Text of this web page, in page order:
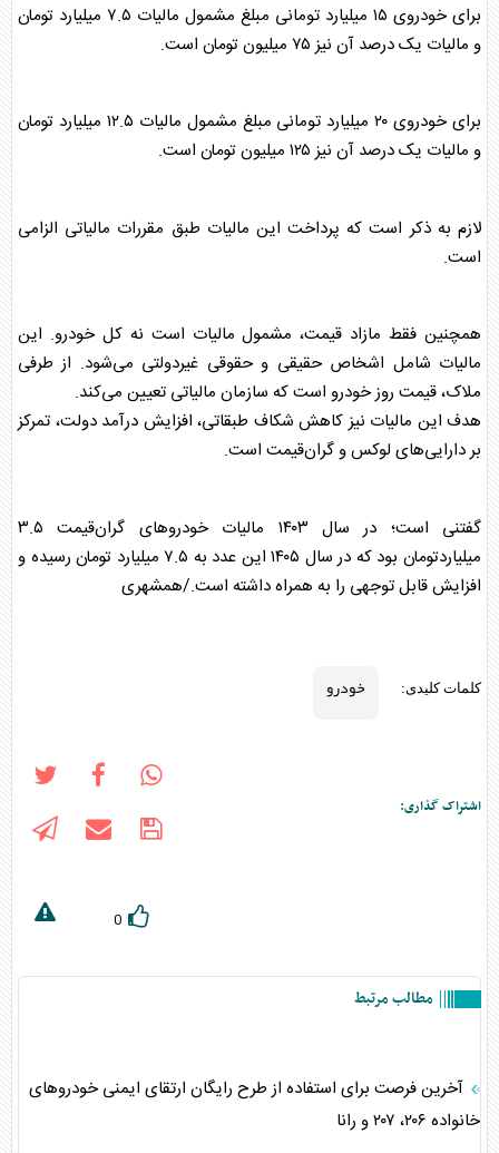
برایخودرو
ی ۱۵ میلیارد تومانی مبلغ مشمول مالیات ۷.۵ میلیارد تومان
و مالیات یک درصد آن نیز ۷۵ میلیون تومان است.
برایخودرو
ی ۲۰ میلیارد تومانی مبلغ مشمول مالیات ۱۲.۵ میلیارد تومان
و مالیات یک درصد آن نیز ۱۲۵ میلیون تومان است.
لازم به ذکر است که پرداخت این مالیات طبق مقررات مالیاتی الزامی
است.
همچنین فقط مازاد قیمت، مشمول مالیات است نه کلخودرو. این
مالیات شامل اشخاص حقیقی و حقوقی غیردولتی می‌شود. از طرفی
ملاک، قیمت روزخودرو است که سازمان مالیاتی تعیین می‌کند.
هدف این مالیات نیز کاهش شکاف طبقاتی، افزایش درآمد دولت، تمرکز
بر دارایی‌های لوکس و گران‌قیمت است.
گفتنی است؛ در سال ۱۴۰۳ مالیات خودرو
های گران‌قیمت ۳.۵
میلیاردتومان بود که در سال ۱۴۰۵ این عدد به ۷.۵ میلیارد تومان رسیده و
افزایش قابل توجهی را به همراه داشته است./همشهری
کلمات کلیدی: خودرو
اشتراک گذاری:
0
مطالب مرتبط
آخرین فرصت برای استفاده از طرح رایگان ارتقای ایمنی خودرو‌های
خانواده ۲۰۶، ۲۰۷ و رانا